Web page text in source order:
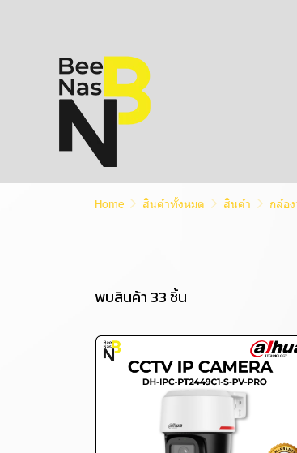
Home สินค้าทั้งหมด สินค้า กล้อง
พบสินค้า 33 ชิ้น